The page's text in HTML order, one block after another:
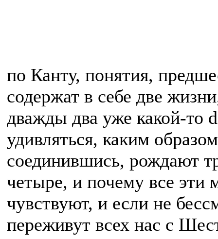
по Канту, понятия,
содержат в себе две
дважды два уже какой-то
удивляться, каким
соединившись, рождают
четыре, и почему все эти
чувствуют, и если не
переживут всех нас с